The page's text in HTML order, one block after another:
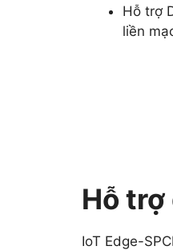
Hỗ trợ
liền
Hỗ trợ
IoT Edge-